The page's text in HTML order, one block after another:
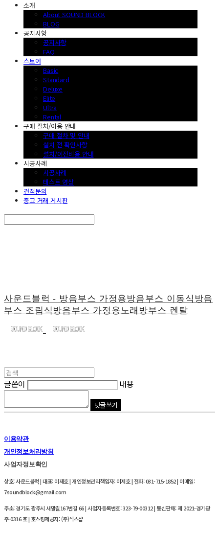
소개
About SOUND BLOCK
BLOG
공지사항
공지사항
FAQ
스토어
Basic
Standard
Deluxe
Elite
Ultra
Rental
구매 절차/이용 안내
구매 절차 및 안내
설치 전 확인사항
설치/이전비용 안내
시공사례
시공사례
테스트 영상
견적문의
중고 거래 게시판
사운드블럭 - 방음부스 가정용방음부스 이동식방음
부스 조립식방음부스 가정용노래방부스 렌탈
글쓴이 내용
댓글 쓰기
이용약관
개인정보처리방침
사업자정보확인
상호: 사운드블럭 | 대표: 이제호 | 개인정보관리책임자: 이제호 | 전화: 031-715-1852 | 이메일:
7soundblock@gmail.com
주소: 경기도 광주시 새말길167번길 66 | 사업자등록번호:323-79-00312| 통신판매:제 2021-경기광
주-0316 호| 호스팅제공자: (주)식스샵